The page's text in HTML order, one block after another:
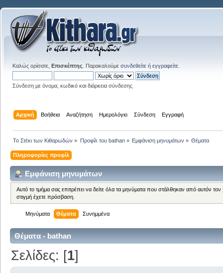
Καλώς ορίσατε, Επισκέπτης . Παρακαλούμε συνδεθείτε ή εγγραφείτε
Σύνδεση με όνομα, κωδικό και διάρκεια σύνδεσης
Αρχική Βοήθεια Αναζήτηση Ημερολόγιο Σύνδεση Εγγραφή
Το Στέκι των Κιθαρωδών » Προφίλ του bathan» Εμφάνιση μηνυμάτων » Θέματα
Πληροφορίες προφίλ
Εμφάνιση μηνυμάτων
Αυτό το τμήμα σας επιτρέπει να δείτε όλα τα μηνύματα που στάλθηκαν από αυτόν
στιγμή έχετε πρόσβαση.
Μηνύματα Θέματα Συνημμένα
Θέματα - bathan
Σελίδες: [1]